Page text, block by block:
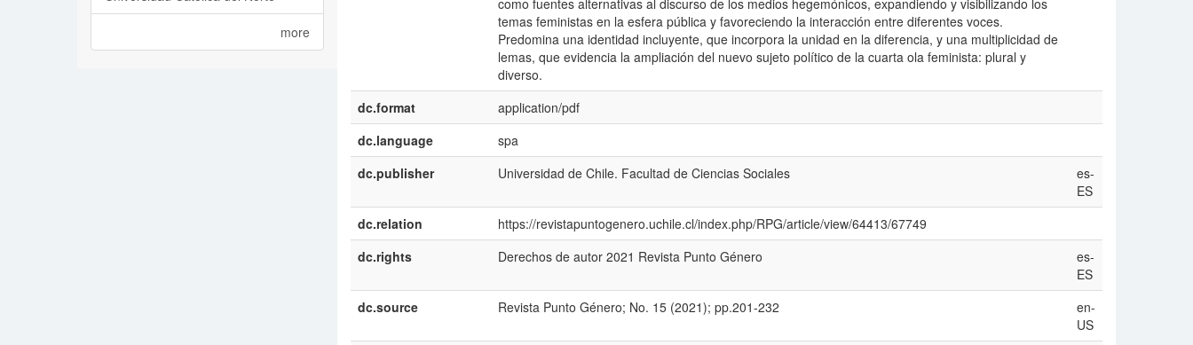
como fuentes alternativas al discurso de los medios hegemónicos, expandiendo y visibilizando los
temas feministas en la esfera pública y favoreciendo la interacción entre diferentes voces.
Predomina una identidad incluyente, que incorpora la unidad en la diferencia, y una multiplicidad de
lemas, que evidencia la ampliación del nuevo sujeto político de la cuarta ola feminista: plural y
diverso.
dc.format
application/pdf
dc.language
spa
dc.publisher
Universidad de Chile. Facultad de Ciencias Sociales
es-
ES
dc.relation
https://revistapuntogenero.uchile.cl/index.php/RPG/article/view/64413/67749
dc.rights
Derechos de autor 2021 Revista Punto Género
es-
ES
dc.source
Revista Punto Género; No. 15 (2021); pp.201-232
en-
US
more